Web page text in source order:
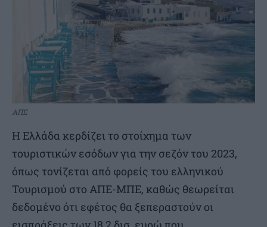
ΑΠΕ
Η Ελλάδα κερδίζει το στοίχημα των
τουριστικών εσόδων για την σεζόν του 2023,
όπως τονίζεται από φορείς του ελληνικού
Τουρισμού στο ΑΠΕ-ΜΠΕ, καθώς θεωρείται
δεδομένο ότι εφέτος θα ξεπεραστούν οι